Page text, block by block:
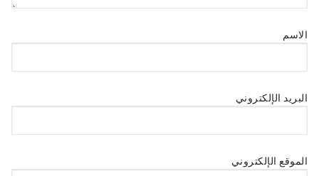
الاسم
البريد الإلكتروني
الموقع الإلكتروني